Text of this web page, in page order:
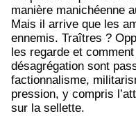
manière manichéenne
Mais il arrive que les
ennemis. Traîtres ?
les regarde et
désagrégation sont
factionnalisme,
pression, y compris
sur la sellette.